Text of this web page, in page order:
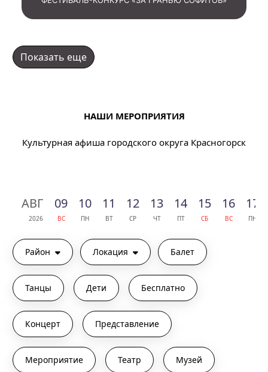
Показать еще
НАШИ МЕРОПРИЯТИЯ
Культурная афиша городского округа Красногорск
АВГ
2026
09
ВС
10
ПН
11
ВТ
12
СР
13
ЧТ
14
ПТ
15
СБ
16
ВС
17
ПН
Район Локация Балет
Танцы Дети Бесплатно
Концерт Представление
Мероприятие Театр Музей